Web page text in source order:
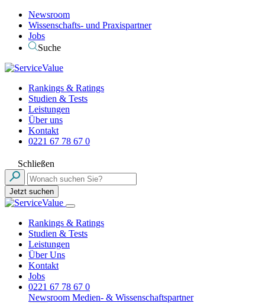
Newsroom
Wissenschafts- und Praxispartner
Jobs
Suche
Rankings & Ratings
Studien & Tests
Leistungen
Über uns
Kontakt
0221 67 78 67 0
Schließen
Jetzt suchen
Rankings & Ratings
Studien & Tests
Leistungen
Über Uns
Kontakt
Jobs
0221 67 78 67 0
Newsroom Medien- & Wissenschaftspartner